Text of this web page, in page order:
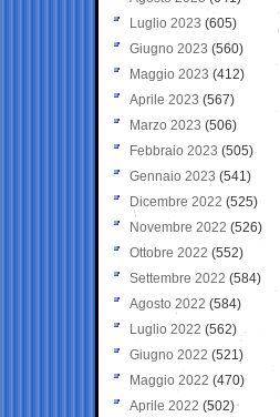
Luglio 2023 (605)
Giugno 2023 (560)
Maggio 2023 (412)
Aprile 2023 (567)
Marzo 2023 (506)
Febbraio 2023 (505)
Gennaio 2023 (541)
Dicembre 2022 (525)
Novembre 2022 (526)
Ottobre 2022 (552)
Settembre 2022 (584)
Agosto 2022 (584)
Luglio 2022 (562)
Giugno 2022 (521)
Maggio 2022 (470)
Aprile 2022 (502)